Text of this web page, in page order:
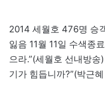
2014 세월호 476명 승
잃음 11월 11일 수색종
으라.”(세월호 선내방
기가 힘듭니까?”(박근